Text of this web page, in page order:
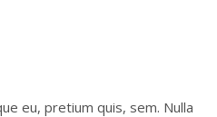
eu, pretium quis, sem. Nulla